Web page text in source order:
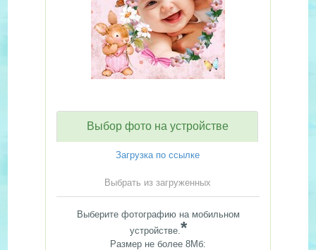
Выбор фото на устройстве
Загрузка по ссылке
Выбрать из загруженных
Выберите фотографию на мобильном
устройстве.*
Размер не более 8Мб: